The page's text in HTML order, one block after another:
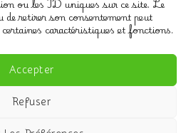
ou les ID uniques sur ce site. Le
de retirer son consentement peut
caractéristiques et fonctions.
Accepter
Refuser
légales
de confidentialité
de cookies (UE)
©d&dwebmarketing